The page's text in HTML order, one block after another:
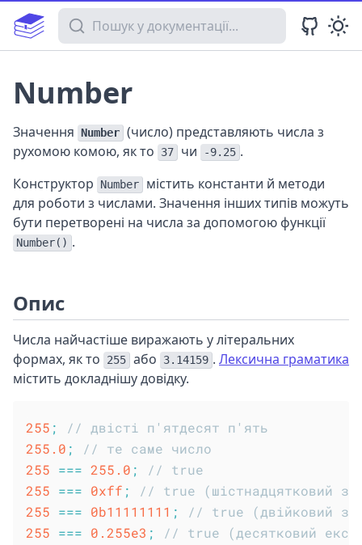
Пошук у документації
Number
Значення Number (число) представляють числа з
рухомою комою, як то
37 чи -9.25 .
Конструктор
Number
містить константи й методи
для роботи з числами. Значення інших типів можуть
бути перетворені на числа за допомогою функції
Number() .
Опис
Числа найчастіше виражають у літеральних
формах, як то
255 або 3.14159 . Лексична граматика
містить докладнішу довідку.
255 ;
// двісті п'ятдесят п'ять
255.0 ;
// те саме число
255 === 255.0 ;
// true
255 === 0xff ;
// true (шістнадцятковий
255 === 0b11111111 ;
// true (двійковий
255 === 0.255e3 ; // true (десятковий